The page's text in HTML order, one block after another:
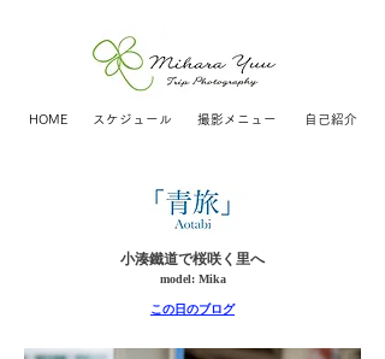
HOME スケジュール 撮影メニュー 自己紹介
​小湊鐵道で桜咲く里へ
​model: Mika
この日のブログ